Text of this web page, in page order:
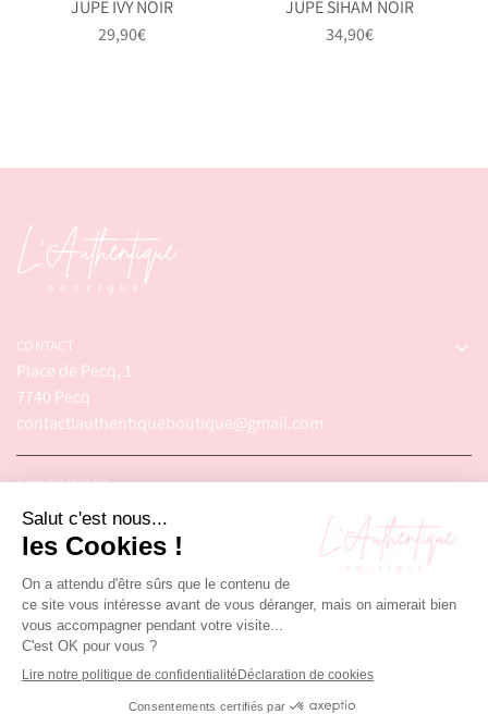
JUPE IVY NOIR
29,90€
JUPE SIHAM NOIR
34,90€
CONTACT
Place de Pecq, 1
7740 Pecq
contactlauthentiqueboutique@gmail.com
INFORMATIONS
© 2025 – L'Authentique Boutique. Tous droits réservés.